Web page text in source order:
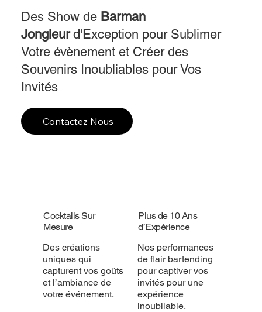
Des Show de Barman
Jongleurd'Exception pour Sublimer
Votre évènement et Créer des
Souvenirs Inoubliables pour Vos
Invités
Contactez Nous
Cocktails Sur
Mesure
Des créations
uniques qui
capturent vos goûts
et l’ambiance de
votre événement.
Plus de 10 Ans
d’Expérience
Nos performances
de flair bartending
pour captiver vos
invités pour une
expérience
inoubliable.